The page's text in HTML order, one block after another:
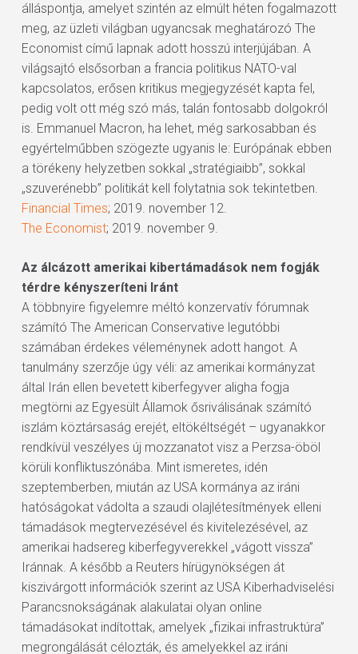
álláspontja, amelyet szintén az elmúlt héten fogalmazott
meg, az üzleti világban ugyancsak meghatározó The
Economist című lapnak adott hosszú interjújában. A
világsajtó elsősorban a francia politikus NATO-val
kapcsolatos, erősen kritikus megjegyzését kapta fel,
pedig volt ott még szó más, talán fontosabb dolgokról
is. Emmanuel Macron, ha lehet, még sarkosabban és
egyértelműbben szögezte ugyanis le: Európának ebben
a törékeny helyzetben sokkal „stratégiaibb”, sokkal
„szuverénebb” politikát kell folytatnia sok tekintetben.
Financial Times; 2019. november 12.
The Economist; 2019. november 9.
Az álcázott amerikai kibertámadások nem fogják
térdre kényszeríteni Iránt
A többnyire figyelemre méltó konzervatív fórumnak
számító The American Conservative legutóbbi
számában érdekes véleménynek adott hangot. A
tanulmány szerzője úgy véli: az amerikai kormányzat
által Irán ellen bevetett kiberfegyver aligha fogja
megtörni az Egyesült Államok ősriválisának számító
iszlám köztársaság erejét, eltökéltségét – ugyanakkor
rendkívül veszélyes új mozzanatot visz a Perzsa-öböl
körüli konfliktuszónába. Mint ismeretes, idén
szeptemberben, miután az USA kormánya az iráni
hatóságokat vádolta a szaudi olajlétesítmények elleni
támadások megtervezésével és kivitelezésével, az
amerikai hadsereg kiberfegyverekkel „vágott vissza”
Iránnak. A később a Reuters hírügynökségen át
kiszivárgott információk szerint az USA Kiberhadviselési
Parancsnokságának alakulatai olyan online
támadásokat indítottak, amelyek „fizikai infrastruktúra”
megrongálását célozták, és amelyekkel az iráni